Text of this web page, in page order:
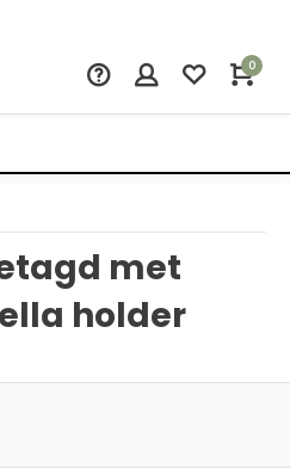
0
met
holder